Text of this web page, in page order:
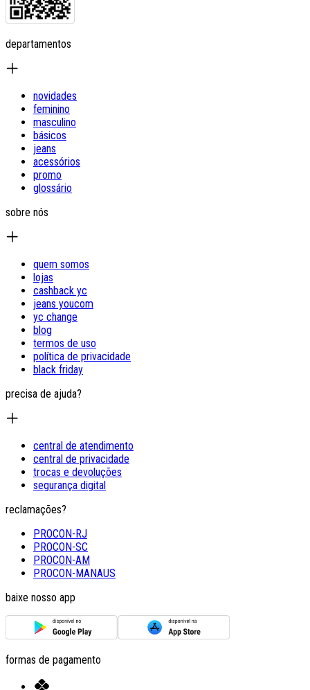
departamentos
novidades
feminino
masculino
básicos
jeans
acessórios
promo
glossário
sobre nós
quem somos
lojas
cashback yc
jeans youcom
yc change
blog
termos de uso
política de privacidade
black friday
precisa de ajuda?
central de atendimento
central de privacidade
trocas e devoluções
segurança digital
reclamações?
PROCON-RJ
PROCON-SC
PROCON-AM
PROCON-MANAUS
baixe nosso app
formas de pagamento